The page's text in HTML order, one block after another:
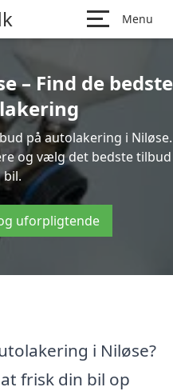
Menu
– Find de bedste
på autolakering i Niløse.
og vælg det bedste tilbud
bil.
uforpligtende
i Niløse?
frisk din bil op